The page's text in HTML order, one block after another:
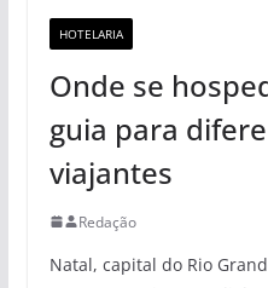
HOTELARIA
Onde se
guia para
viajantes
Redação
Natal, capital do Rio